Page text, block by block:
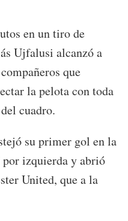
en un tiro de
Ujfalusi alcanzó a
que
la pelota con toda
cuadro.
su primer gol en la
por izquierda y abrió
United, que a la